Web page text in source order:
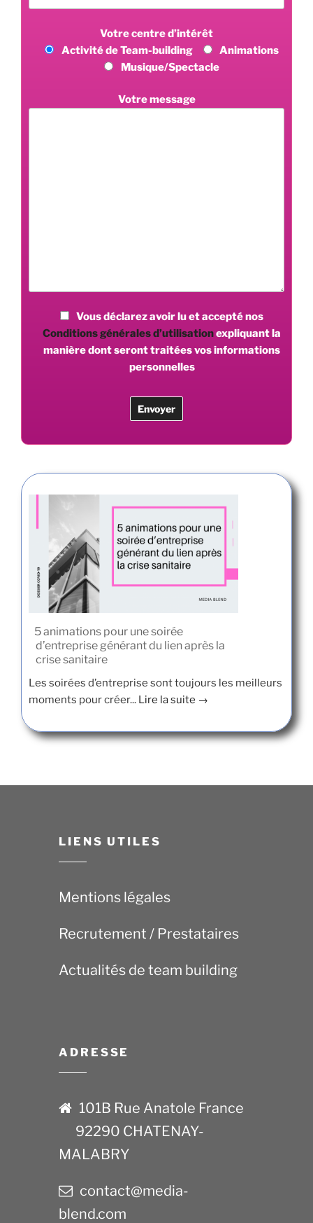
Votre centre d’intérêt
Activité de Team-building
Animations
Musique/Spectacle
Votre message
Vous déclarez avoir lu et accepté nos
Conditions générales d’utilisationexpliquant la
manière dont seront traitées vos informations
personnelles
5 animations pour une soirée
d’entreprise générant du lien après la
crise sanitaire
Les soirées d’entreprise sont toujours les meilleurs
moments pour créer... Lire la suite →
LIENS UTILES
Mentions légales
Recrutement / Prestataires
Actualités de team building
ADRESSE
101B Rue Anatole France
92290 CHATENAY-
MALABRY
contact@media-
blend.com